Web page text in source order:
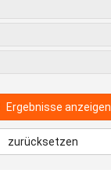
Ergebnisse anzeigen
zurücksetzen